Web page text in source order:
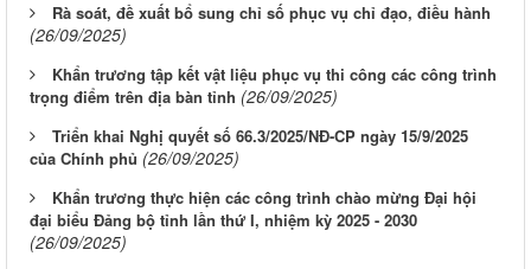
Rà soát, đề xuất bổ sung chỉ số phục vụ chỉ đạo, điều hành
(26/09/2025)
Khẩn trương tập kết vật liệu phục vụ thi công các công trình
trọng điểm trên địa bàn tỉnh (26/09/2025)
Triển khai Nghị quyết số 66.3/2025/NĐ-CP ngày 15/9/2025
của Chính phủ (26/09/2025)
Khẩn trương thực hiện các công trình chào mừng Đại hội
đại biểu Đảng bộ tỉnh lần thứ I, nhiệm kỳ 2025 - 2030
(26/09/2025)